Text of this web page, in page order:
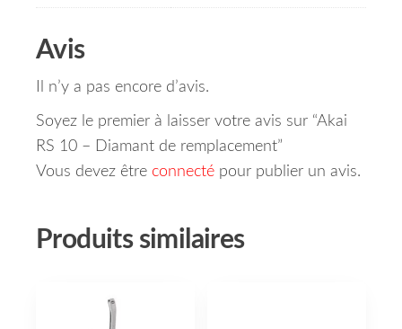
Avis
Il n’y a pas encore d’avis.
Soyez le premier à laisser votre avis sur “Akai
RS 10 – Diamant de remplacement”
Vous devez être connecté pour publier un avis.
Produits similaires